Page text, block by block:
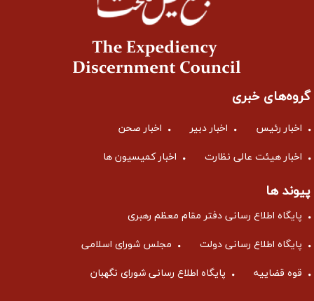
گروه‌های خبری
اخبار رئیس اخبار دبیر اخبار صحن
اخبار هیئت عالی نظارت اخبار کمیسیون ها
پیوند ها
پایگاه اطلاع رسانی دفتر مقام معظم رهبری
پایگاه اطلاع رسانی دولت مجلس شورای اسلامی
قوه قضاییه پایگاه اطلاع رسانی شورای نگهبان